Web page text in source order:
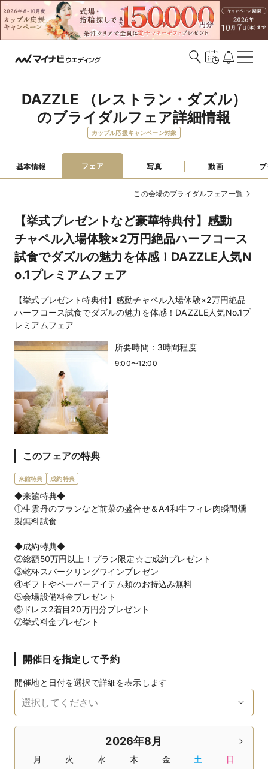
DAZZLE （レストラン・ダズル）
のブライダルフェア詳細情報
カップル応援キャンペーン対象
基本情報 フェア 写真 動画
この会場のブライダルフェア一覧
【挙式プレゼントなど豪華特典付】感動
チャペル入場体験×2万円絶品ハーフコース
試食でダズルの魅力を体感！DAZZLE人気N
o.1プレミアムフェア
【挙式プレゼント特典付】感動チャペル入場体験×2万円絶品
ハーフコース試食でダズルの魅力を体感！DAZZLE人気No.1プ
レミアムフェア
所要時間： 3時間程度
9:00〜12:00
このフェアの特典
来館特典 成約特典
◆来館特典◆
①生雲丹のフランなど前菜の盛合せ＆A4和牛フィレ肉瞬間燻
製無料試食
◆成約特典◆
②総額50万円以上！プラン限定☆ご成約プレゼント
③乾杯スパークリングワインプレゼン
④ギフトやペーパーアイテム類のお持込み無料
⑤会場設備料金プレゼント
⑥ドレス2着目20万円分プレゼント
⑦挙式料金プレゼント
開催日を指定して予約
開催地と日付を選択で詳細を表示します
2026年8月
月 火 水 木 金 土 日